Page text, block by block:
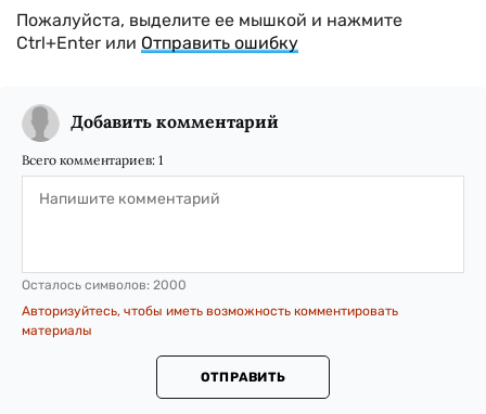
Пожалуйста, выделите ее мышкой и нажмите
Ctrl+Enter или Отправить ошибку
Добавить комментарий
Всего комментариев: 1
Осталось символов: 2000
Авторизуйтесь, чтобы иметь возможность комментировать
материалы
ОТПРАВИТЬ